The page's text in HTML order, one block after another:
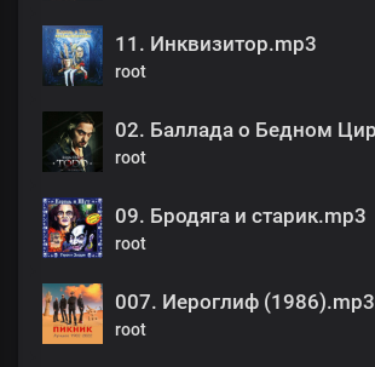
11. Инквизитор.mp3
root
root
09. Бродяга и старик.mp3
root
007. Иероглиф (1986).mp3
root